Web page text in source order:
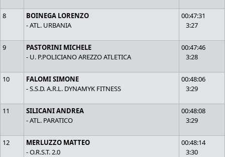
8
BOINEGA LORENZO
- ATL. URBANIA
00:47:31
3:27
9
PASTORINI MICHELE
- U. P.POLICIANO AREZZO ATLETICA
00:47:46
3:28
10
FALOMI SIMONE
- S.S.D. A.R.L. DYNAMYK FITNESS
00:48:06
3:29
11
SILICANI ANDREA
- ATL. PARATICO
00:48:08
3:29
12
MERLUZZO MATTEO
- O.R.S.T. 2.0
00:48:14
3:30